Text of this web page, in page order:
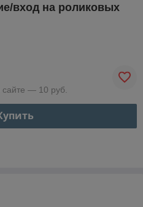
вход на роликовых
— 10 руб.